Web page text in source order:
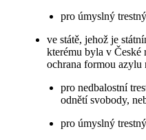
pro úmyslný
ve státě, jehož je
kterému byla v České
ochrana formou azylu
pro nedbalostní
odnětí svobody,
pro úmyslný